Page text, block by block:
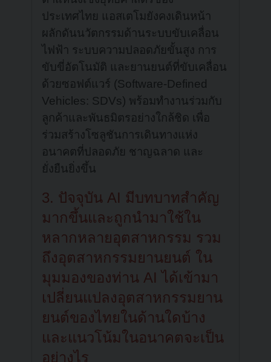
ประเทศไทย แอสเตโมยังคงเดินหน้า
ผลักดันนวัตกรรมด้านระบบขับเคลื่อน
ไฟฟ้า ระบบความปลอดภัยขั้นสูง การ
ขับขี่อัตโนมัติ และยานยนต์ที่ขับเคลื่อน
ด้วยซอฟต์แวร์ (Software-Defined
Vehicles: SDVs) พร้อมทำงานร่วมกับ
ลูกค้าและพันธมิตรอย่างใกล้ชิด เพื่อ
ร่วมสร้างโซลูชันการเดินทางแห่ง
อนาคตที่ปลอดภัย ชาญฉลาด และ
ยั่งยืนยิ่งขึ้น
3. ปัจจุบัน AI มีบทบาทสำคัญ
มากขึ้นและถูกนำมาใช้ใน
หลากหลายอุตสาหกรรม รวม
ถึงอุตสาหกรรมยานยนต์ ใน
มุมมองของท่าน AI ได้เข้ามา
เปลี่ยนแปลงอุตสาหกรรมยาน
ยนต์ของไทยในด้านใดบ้าง
และแนวโน้มในอนาคตจะเป็น
อย่างไร